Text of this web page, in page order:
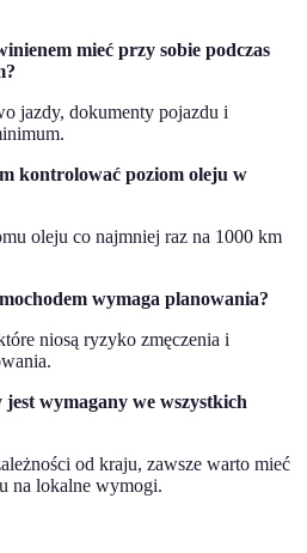
mieć przy sobie podczas
jazdy, dokumenty pojazdu i
kontrolować poziom oleju w
oleju co najmniej raz na 1000 km
wymaga planowania?
niosą ryzyko zmęczenia i
wymagany we wszystkich
od kraju, zawsze warto mieć
na lokalne wymogi.